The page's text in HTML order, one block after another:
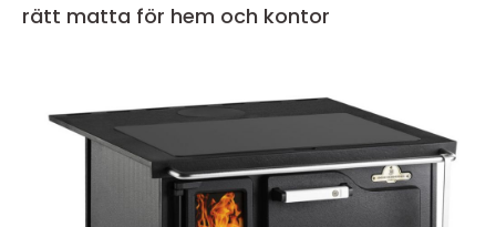
rätt matta för hem och kontor